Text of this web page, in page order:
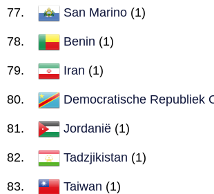
San Marino (1)
Benin (1)
Iran (1)
Democratische Republiek
Jordanië (1)
Tadzjikistan (1)
Taiwan (1)